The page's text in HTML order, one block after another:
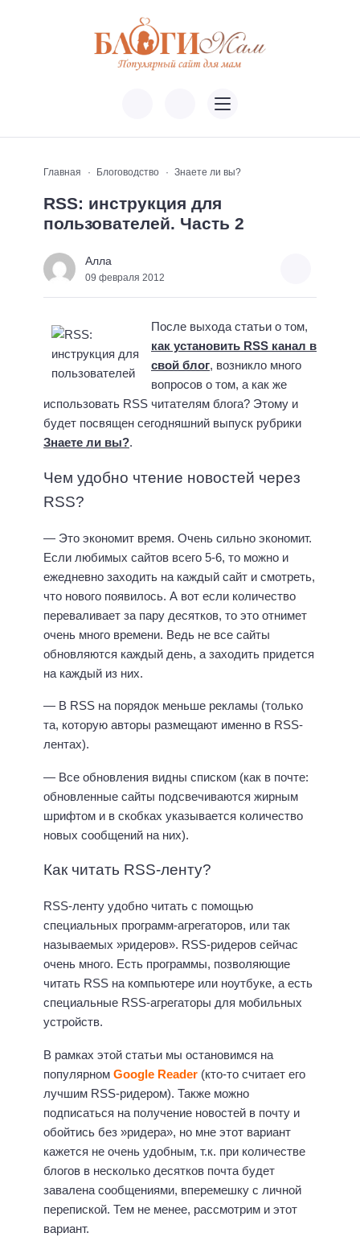
Главная Блоговодство Знаете ли вы?
RSS: инструкция для
пользователей. Часть 2
Алла
09 февраля 2012
После выхода статьи о том,
как установить RSS канал в
свой блог, возникло много
вопросов о том, а как же
использовать RSS читателям блога? Этому и
будет посвящен сегодняшний выпуск рубрики
Знаете ли вы?.
Чем удобно чтение новостей через
RSS?
— Это экономит время. Очень сильно экономит.
Если любимых сайтов всего 5-6, то можно и
ежедневно заходить на каждый сайт и смотреть,
что нового появилось. А вот если количество
переваливает за пару десятков, то это отнимет
очень много времени. Ведь не все сайты
обновляются каждый день, а заходить придется
на каждый из них.
— В RSS на порядок меньше рекламы (только
та, которую авторы размещают именно в RSS-
лентах).
— Все обновления видны списком (как в почте:
обновленные сайты подсвечиваются жирным
шрифтом и в скобках указывается количество
новых сообщений на них).
Как читать RSS-ленту?
RSS-ленту удобно читать с помощью
специальных программ-агрегаторов, или так
называемых »ридеров». RSS-ридеров сейчас
очень много. Есть программы, позволяющие
читать RSS на компьютере или ноутбуке, а есть
специальные RSS-агрегаторы для мобильных
устройств.
В рамках этой статьи мы остановимся на
популярном Google Reader (кто-то считает его
лучшим RSS-ридером). Также можно
подписаться на получение новостей в почту и
обойтись без »ридера», но мне этот вариант
кажется не очень удобным, т.к. при количестве
блогов в несколько десятков почта будет
завалена сообщениями, вперемешку с личной
перепиской. Тем не менее, рассмотрим и этот
вариант.